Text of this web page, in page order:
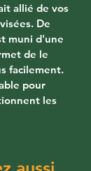
allié de vos
De
muni d'une
de le
facilement.
pour
les